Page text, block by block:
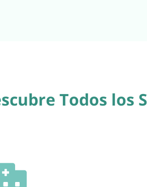
Todos los